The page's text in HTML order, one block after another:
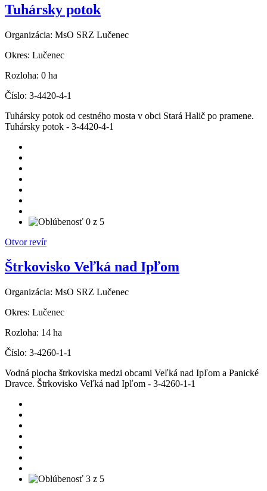
Tuhársky potok
Organizácia: MsO SRZ Lučenec
Okres: Lučenec
Rozloha: 0 ha
Číslo: 3-4420-4-1
Tuhársky potok od cestného mosta v obci Stará Halič po pramene.
Tuhársky potok - 3-4420-4-1
Otvor revír
Štrkovisko Veľká nad Ipľom
Organizácia: MsO SRZ Lučenec
Okres: Lučenec
Rozloha: 14 ha
Číslo: 3-4260-1-1
Vodná plocha štrkoviska medzi obcami Veľká nad Ipľom a Panické
Dravce. Štrkovisko Veľká nad Ipľom - 3-4260-1-1